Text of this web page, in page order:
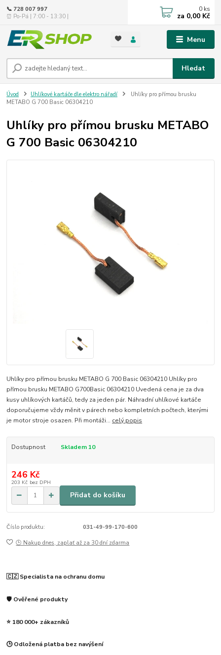
Menu
Hledat
📞 728 007 997
⏰ Po-Pá | 7:00 - 13:30 |
0 ks
za 0,00 Kč
Úvod Uhlíkové kartáče dle elektro nářadí
Uhlíky pro přímou brusku
METABO G 700 Basic 06304210
Uhlíky pro přímou brusku METABO
G 700 Basic 06304210
Uhlíky pro přímou brusku METABO G 700 Basic 06304210 Uhlíky pro
přímou brusku METABO G700Basic 06304210 Uvedená cena je za dva
kusy uhlíkových kartáčů, tedy za jeden pár. Náhradní uhlíkové kartáče
doporučujeme vždy měnit v párech nebo kompletních počtech, kterými
je motor stroje osazen. Při montáži... celý popis
Dostupnost Skladem 10
246 Kč
203 Kč bez DPH
Přidat do košíku
Číslo produktu: 031-49-99-170-600
🕒 Nakup dnes, zaplať až za 30 dní zdarma
🇨🇿 Specialista na ochranu domu
🛡️ Ověřené produkty
⭐ 180 000+ zákazníků
🕒 Odložená platba bez navýšení